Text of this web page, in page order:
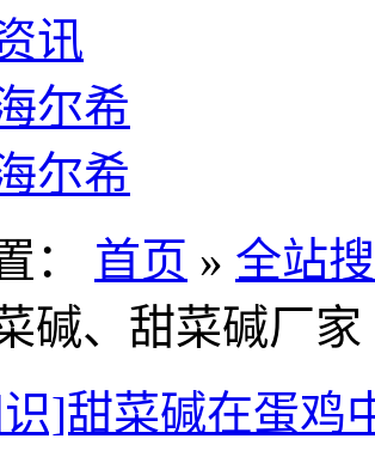
讯
尔希
尔希
：
首页 » 全站
碱、甜菜碱厂家
]甜菜碱在蛋鸡